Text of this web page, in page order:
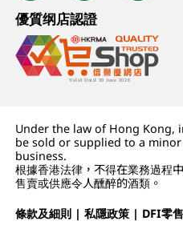
優質纲店認證
Under the law of Hong
be sold or supplied to a
business.
根據香港法律，不得在業務過程
售賣或供應令人醺醉的酒類。
條款及細則 |私隱政策 | DFI零